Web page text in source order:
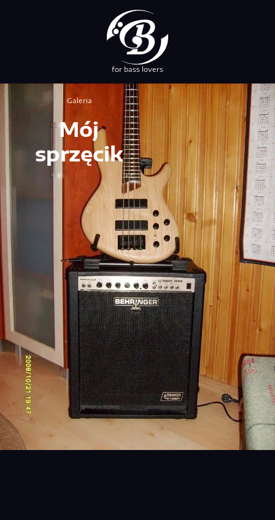
for bass lovers
Galeria
Mój
sprzęcik
przez NEBUSO